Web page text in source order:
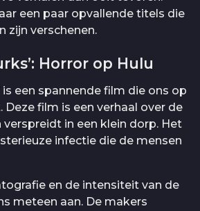
een paar opvallende titels die
zijn verschenen.
Horror op Hulu
is een spannende film die ons op
Deze film is een verhaal over de
verspreidt in een klein dorp. Het
infectie die de mensen
en de intensiteit van de
meteen aan. De makers